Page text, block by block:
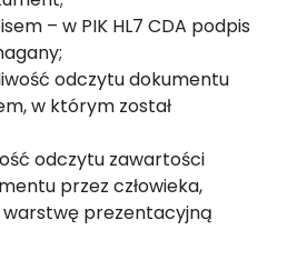
– w PIK HL7 CDA podpis
odczytu dokumentu
w którym został
odczytu zawartości
przez człowieka,
prezentacyjną